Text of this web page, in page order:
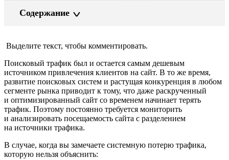
Содержание
Выделите текст, чтобы комментировать.
Поисковый трафик был и остается самым дешевым
источником привлечения клиентов на сайт. В то же время,
развитие поисковых систем и растущая конкуренция в любом
сегменте рынка приводит к тому, что даже раскрученный
и оптимизированный сайт со временем начинает терять
трафик. Поэтому постоянно требуется мониторить
и анализировать посещаемость сайта с разделением
на источники трафика.
В случае, когда вы замечаете системную потерю трафика,
которую нельзя объяснить: